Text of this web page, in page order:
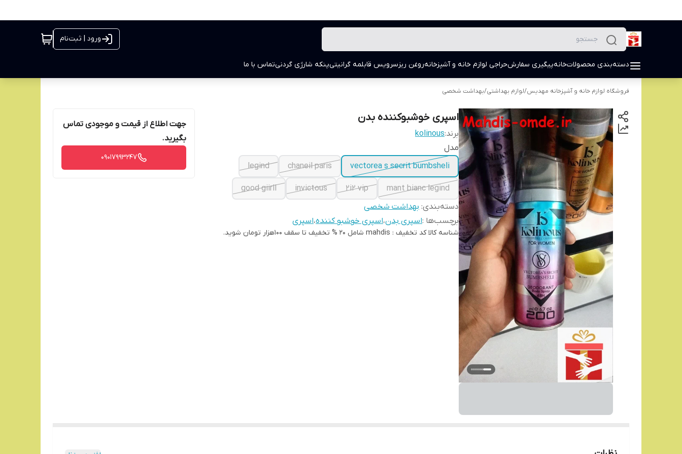
ورود | ثبت‌نام
دسته‌بندی محصولاتخانهپیگیری سفارشحراجی لوازم خانه و آشپزخانهروغن ریزسرویس قابلمه گرانیتیپنکه شارژی گردنیتماس با ما
فروشگاه لوازم خانه و آشپزخانه مهدیس/لوازم بهداشتی/بهداشت شخصی
اسپری خوشبوکننده بدن
برند:kolinous
مدل
vectorea s secrit bumbsheli
chaneil paris
legind
mant bianc legind
2i2 vip
invictous
good giirll
دسته‌بندی: بهداشت شخصی
برچسب‌ها :اسپری بدن،اسپری خوشبو کننده،اسپری
شناسه کالاکد تخفیف : mahdis شامل 20 % تخفیف تا سقف 100هزار تومان شوید.
جهت اطلاع از قیمت و موجودی تماس
بگیرید.
09017993247